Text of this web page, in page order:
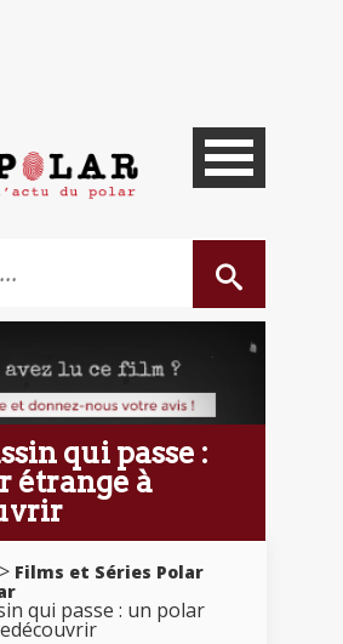
qui passe :
étrange à
Films et Séries Polar
qui passe : un polar